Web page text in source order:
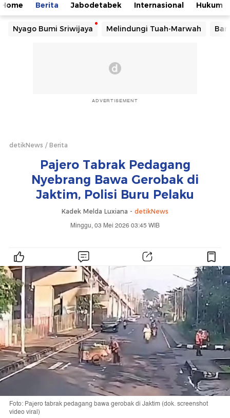
Home Berita Jabodetabek Internasional Hukum
Nyago Bumi Sriwijaya Melindungi Tuah-Marwah
ADVERTISEMENT
detikNews Berita
Pajero Tabrak Pedagang
Nyebrang Bawa Gerobak di
Jaktim, Polisi Buru Pelaku
Kadek Melda Luxiana - detikNews
Minggu, 03 Mei 2026 03:45 WIB
Foto: Pajero tabrak pedagang bawa gerobak di Jaktim (dok. screenshot
video viral)